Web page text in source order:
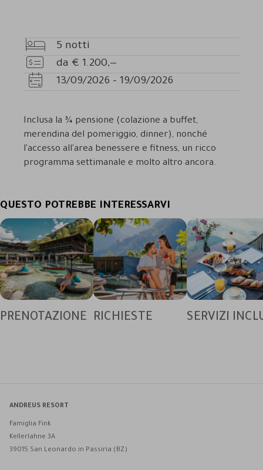
Pernottamenti
5 notti
Prezzo
da € 1.200,—
Disponibilità
13/09/2026 - 19/09/2026
Inclusa la ¾ pensione (colazione a buffet,
merendina del pomeriggio, dinner), nonché
l'accesso all'area benessere e fitness, un ricco
programma settimanale e molto altro ancora.
QUESTO POTREBBE INTERESSARVI
PRENOTAZIONE RICHIESTE SERVIZI
ANDREUS RESORT
Famiglia Fink
Kellerlahne 3A
39015 San Leonardo in Passiria (BZ)